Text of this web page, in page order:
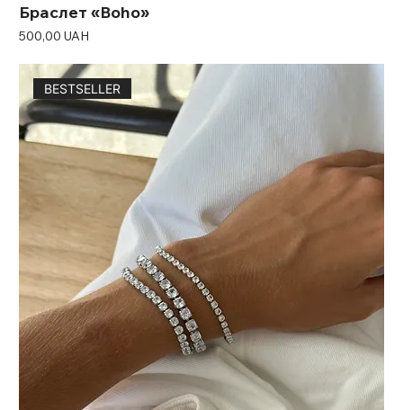
Браслет «Boho»
Ціна
500,00 UAH
BESTSELLER